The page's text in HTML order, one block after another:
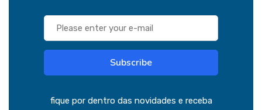
Subscribe
fique por dentro das novidades e receba